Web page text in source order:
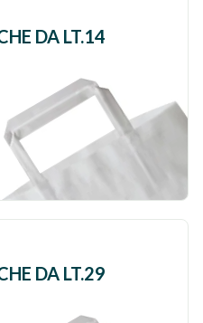
DA LT.14
DA LT.29